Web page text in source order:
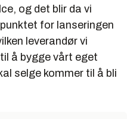
og det blir da vi
for lanseringen
leverandør vi
å bygge vårt eget
selge kommer til å bli